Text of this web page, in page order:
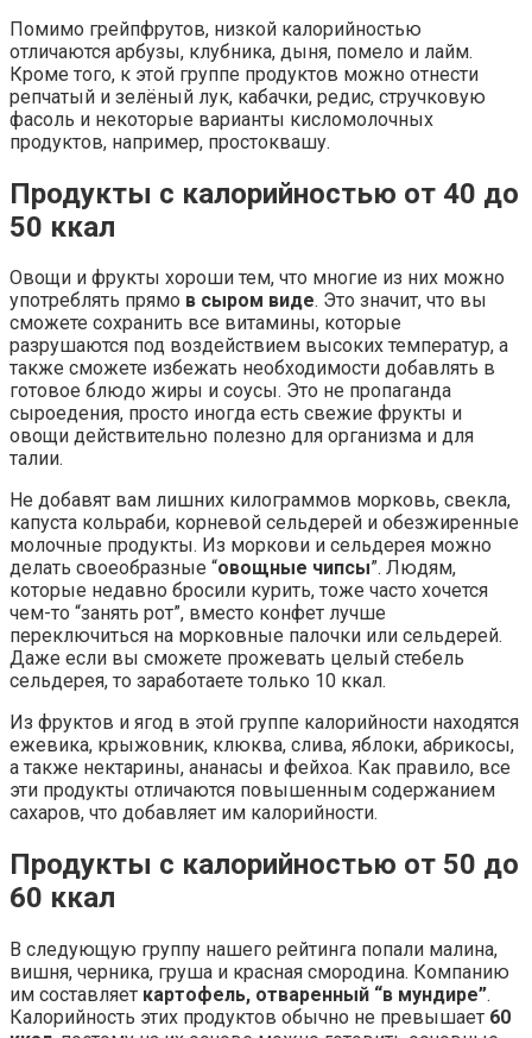
Помимо грейпфрутов, низкой калорийностью
отличаются арбузы, клубника, дыня, помело и лайм.
Кроме того, к этой группе продуктов можно отнести
репчатый и зелёный лук, кабачки, редис, стручковую
фасоль и некоторые варианты кисломолочных
продуктов, например, простоквашу.
Продукты с калорийностью от 40 до
50 ккал
Овощи и фрукты хороши тем, что многие из них можно
употреблять прямо в сыром виде. Это значит, что вы
сможете сохранить все витамины, которые
разрушаются под воздействием высоких температур, а
также сможете избежать необходимости добавлять в
готовое блюдо жиры и соусы. Это не пропаганда
сыроедения, просто иногда есть свежие фрукты и
овощи действительно полезно для организма и для
талии.
Не добавят вам лишних килограммов морковь, свекла,
капуста кольраби, корневой сельдерей и обезжиренные
молочные продукты. Из моркови и сельдерея можно
делать своеобразные “овощные чипсы”. Людям,
которые недавно бросили курить, тоже часто хочется
чем-то “занять рот”, вместо конфет лучше
переключиться на морковные палочки или сельдерей.
Даже если вы сможете прожевать целый стебель
сельдерея, то заработаете только 10 ккал.
Из фруктов и ягод в этой группе калорийности находятся
ежевика, крыжовник, клюква, слива, яблоки, абрикосы,
а также нектарины, ананасы и фейхоа. Как правило, все
эти продукты отличаются повышенным содержанием
сахаров, что добавляет им калорийности.
Продукты с калорийностью от 50 до
60 ккал
В следующую группу нашего рейтинга попали малина,
вишня, черника, груша и красная смородина. Компанию
им составляет картофель, отваренный “в мундире”.
Калорийность этих продуктов обычно не превышает 60